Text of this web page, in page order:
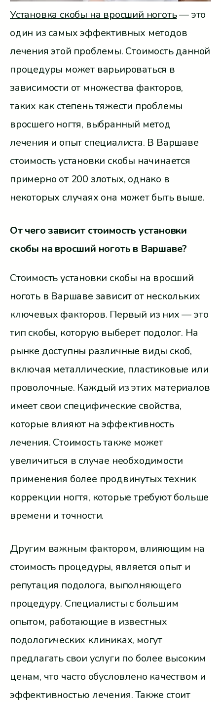
Установка скобы на вросший ноготь— это
один из самых эффективных методов
лечения этой проблемы. Стоимость данной
процедуры может варьироваться в
зависимости от множества факторов,
таких как степень тяжести проблемы
вросшего ногтя, выбранный метод
лечения и опыт специалиста. В Варшаве
стоимость установки скобы начинается
примерно от 200 злотых, однако в
некоторых случаях она может быть выше.
От чего зависит стоимость установки
скобы на вросший ноготь в Варшаве?
Стоимость установки скобы на вросший
ноготь в Варшаве зависит от нескольких
ключевых факторов. Первый из них — это
тип скобы, которую выберет подолог. На
рынке доступны различные виды скоб,
включая металлические, пластиковые или
проволочные. Каждый из этих материалов
имеет свои специфические свойства,
которые влияют на эффективность
лечения. Стоимость также может
увеличиться в случае необходимости
применения более продвинутых техник
коррекции ногтя, которые требуют больше
времени и точности.
Другим важным фактором, влияющим на
стоимость процедуры, является опыт и
репутация подолога, выполняющего
процедуру. Специалисты с большим
опытом, работающие в известных
подологических клиниках, могут
предлагать свои услуги по более высоким
ценам, что часто обусловлено качеством и
эффективностью лечения. Также стоит